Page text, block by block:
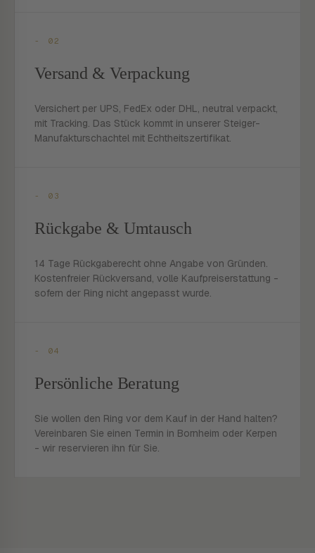
- 02
Versand & Verpackung
Versichert per UPS, FedEx oder DHL, neutral verpackt,
mit Tracking. Das Stück kommt in unserer Steiger-
Manufakturschachtel mit Echtheitszertifikat.
- 03
Rückgabe & Umtausch
14 Tage Rückgaberecht ohne Angabe von Gründen.
Kostenfreier Rückversand, volle Kaufpreiserstattung -
sofern der Ring nicht angepasst wurde.
- 04
Persönliche Beratung
Sie wollen den Ring vor dem Kauf in der Hand halten?
Vereinbaren Sie einen Termin in Bornheim oder Kerpen
- wir reservieren ihn für Sie.